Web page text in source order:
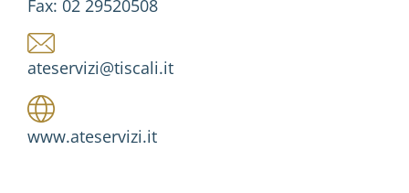
Fax: 02 29520508
ateservizi@tiscali.it
www.ateservizi.it